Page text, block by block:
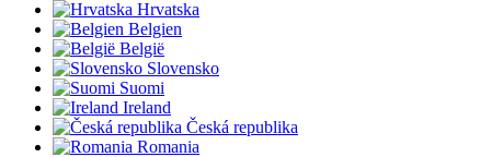
Hrvatska
Belgien
België
Slovensko
Suomi
Ireland
Česká republika
Romania